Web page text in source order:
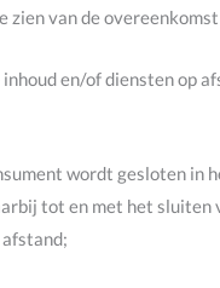
zien van de
en/of diensten op
wordt gesloten in
tot en met het